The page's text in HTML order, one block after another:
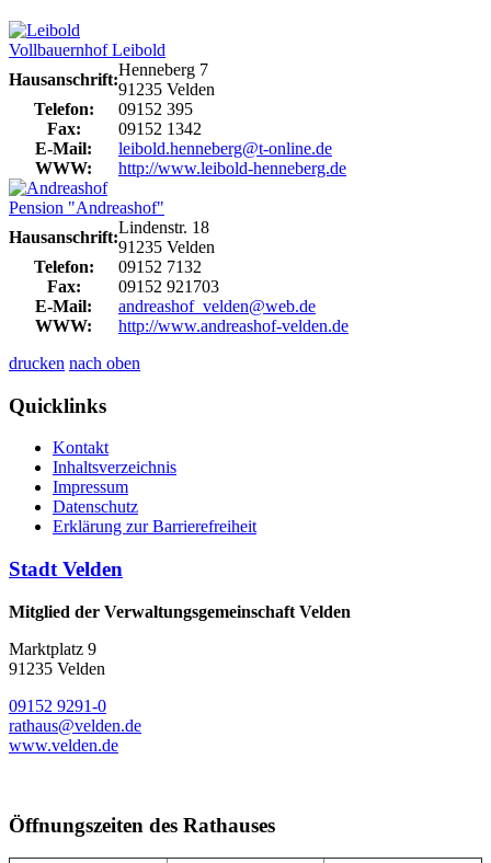
Vollbauernhof Leibold
Hausanschrift:
Henneberg 7
91235 Velden
Telefon:
09152 395
Fax:
09152 1342
E-Mail:
leibold.henneberg@t-online.de
WWW:
http://www.leibold-henneberg.de
Pension "Andreashof"
Hausanschrift:
Lindenstr. 18
91235 Velden
Telefon:
09152 7132
Fax:
09152 921703
E-Mail:
andreashof_velden@web.de
WWW:
http://www.andreashof-velden.de
drucken nach oben
Quicklinks
Kontakt
Inhaltsverzeichnis
Impressum
Datenschutz
Erklärung zur Barrierefreiheit
Stadt Velden
Mitglied der Verwaltungsgemeinschaft Velden
Marktplatz 9
91235 Velden
09152 9291-0
rathaus@velden.de
www.velden.de
Öffnungszeiten des Rathauses